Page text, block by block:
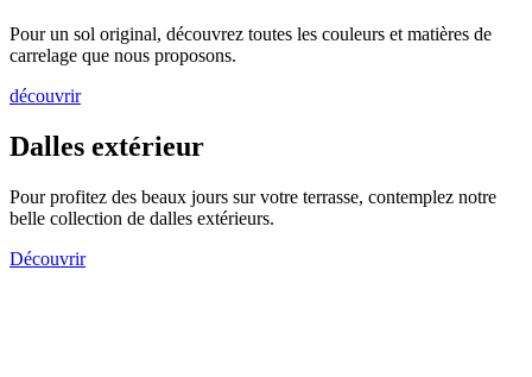
Pour un sol original, découvrez toutes les couleurs et matières de
carrelage que nous proposons.
découvrir
Dalles extérieur
Pour profitez des beaux jours sur votre terrasse, contemplez notre
belle collection de dalles extérieurs.
Découvrir